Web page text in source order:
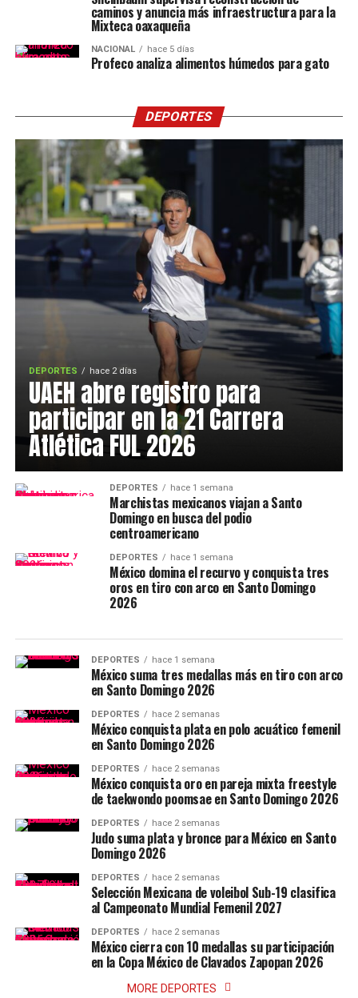
caminos y anuncia más infraestructura para la
Mixteca oaxaqueña
NACIONAL hace 5 días
Profeco analiza alimentos húmedos para gato
DEPORTES
DEPORTES hace 2 días
UAEH abre registro para
participar en la 21 Carrera
Atlética FUL 2026
DEPORTES hace 1 semana
Marchistas mexicanos viajan a Santo
Domingo en busca del podio
centroamericano
DEPORTES hace 1 semana
México domina el recurvo y conquista tres
oros en tiro con arco en Santo Domingo
2026
DEPORTES hace 1 semana
México suma tres medallas más en tiro con arco
en Santo Domingo 2026
DEPORTES hace 2 semanas
México conquista plata en polo acuático femenil
en Santo Domingo 2026
DEPORTES hace 2 semanas
México conquista oro en pareja mixta freestyle
de taekwondo poomsae en Santo Domingo 2026
DEPORTES hace 2 semanas
Judo suma plata y bronce para México en Santo
Domingo 2026
DEPORTES hace 2 semanas
Selección Mexicana de voleibol Sub-19 clasifica
al Campeonato Mundial Femenil 2027
DEPORTES hace 2 semanas
México cierra con 10 medallas su participación
en la Copa México de Clavados Zapopan 2026
MORE DEPORTES